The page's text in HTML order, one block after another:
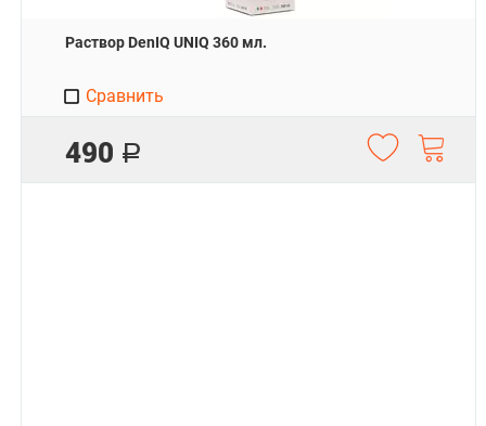
Раствор DenIQ UNIQ 360 мл.
490 Р
Сравнить